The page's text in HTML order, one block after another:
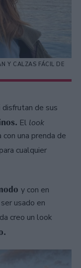
Y CALZAS FÁCIL DE
disfrutan de sus
El look
una prenda de
cualquier
y con en
usado en
creo un look